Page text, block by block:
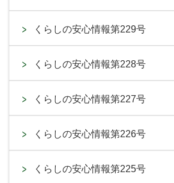
くらしの安心情報第229号
くらしの安心情報第228号
くらしの安心情報第227号
くらしの安心情報第226号
くらしの安心情報第225号